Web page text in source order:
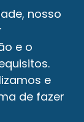
nosso
e o
e
de fazer